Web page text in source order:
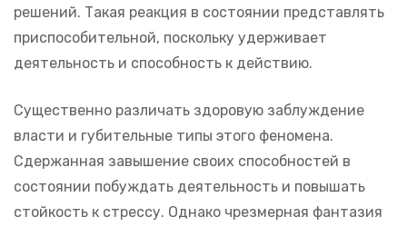
решений. Такая реакция в состоянии представлять
приспособительной, поскольку удерживает
деятельность и способность к действию.
Существенно различать здоровую заблуждение
власти и губительные типы этого феномена.
Сдержанная завышение своих способностей в
состоянии побуждать деятельность и повышать
стойкость к стрессу. Однако чрезмерная фантазия